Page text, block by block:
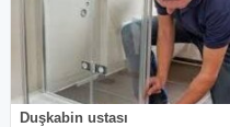
Duşkabin ustası